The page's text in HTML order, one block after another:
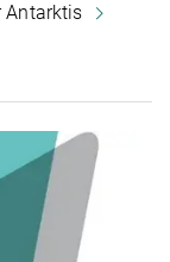
Antarktis